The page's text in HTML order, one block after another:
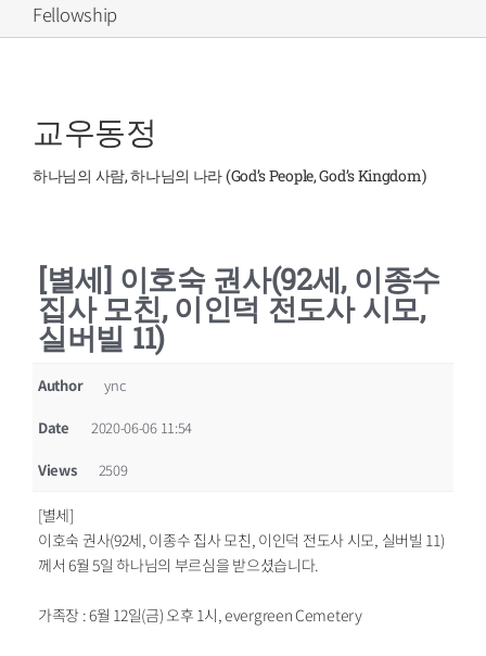
Fellowship
교우동정
하나님의 사람, 하나님의 나라 (God’s People, God’s Kingdom)
[별세] 이호숙 권사(92세, 이종수
집사 모친, 이인덕 전도사 시모,
실버빌 11)
Author ync
Date 2020-06-06 11:54
Views 2509
[별세]
이호숙 권사(92세, 이종수 집사 모친, 이인덕 전도사 시모, 실버빌 11)
께서 6월 5일 하나님의 부르심을 받으셨습니다.
가족장 : 6월 12일(금) 오후 1시, evergreen Cemetery